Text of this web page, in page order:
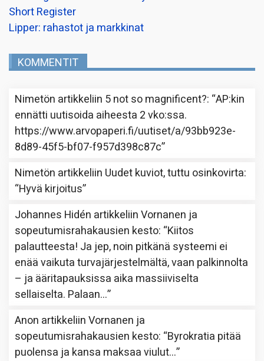
Short Register
Lipper: rahastot ja markkinat
KOMMENTIT
Nimetön artikkeliin 5 not so magnificent?: “AP:kin
ennätti uutisoida aiheesta 2 vko:ssa.
https://www.arvopaperi.fi/uutiset/a/93bb923e-
8d89-45f5-bf07-f957d398c87c”
Nimetön artikkeliin Uudet kuviot, tuttu osinkovirta:
“Hyvä kirjoitus”
Johannes Hidén artikkeliinVornanen ja
sopeutumisrahakausien kesto: “Kiitos
palautteesta! Ja jep, noin pitkänä systeemi ei
enää vaikuta turvajärjestelmältä, vaan palkinnolta
– ja ääritapauksissa aika massiiviselta
sellaiselta. Palaan…”
Anon artikkeliinVornanen ja
sopeutumisrahakausien kesto: “Byrokratia pitää
puolensa ja kansa maksaa viulut…”